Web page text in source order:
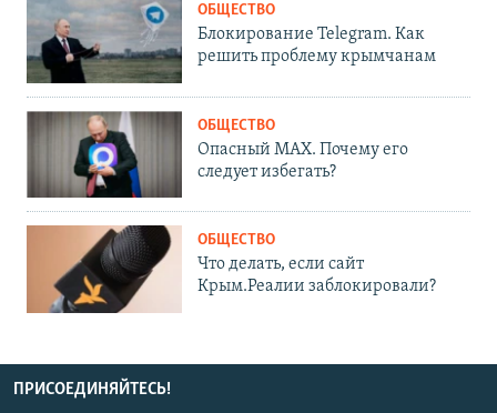
ОБЩЕСТВО
Блокирование Telegram. Как
решить проблему крымчанам
ОБЩЕСТВО
Опасный MAX. Почему его
следует избегать?
ОБЩЕСТВО
Что делать, если сайт
Крым.Реалии заблокировали?
ПРИСОЕДИНЯЙТЕСЬ!